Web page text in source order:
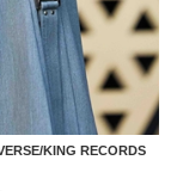
KING RECORDS